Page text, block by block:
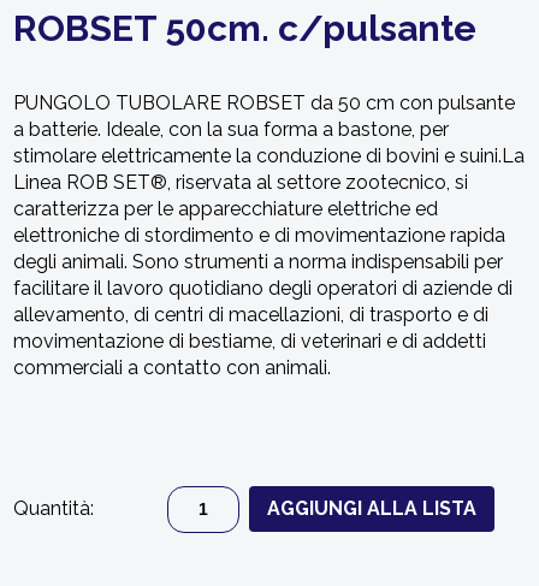
ROBSET 50cm. c/pulsante
PUNGOLO TUBOLARE ROBSET da 50 cm con pulsante
a batterie. Ideale, con la sua forma a bastone, per
stimolare elettricamente la conduzione di bovini e suini.La
Linea ROB SET®, riservata al settore zootecnico, si
caratterizza per le apparecchiature elettriche ed
elettroniche di stordimento e di movimentazione rapida
degli animali. Sono strumenti a norma indispensabili per
facilitare il lavoro quotidiano degli operatori di aziende di
allevamento, di centri di macellazioni, di trasporto e di
movimentazione di bestiame, di veterinari e di addetti
commerciali a contatto con animali.
Quantità: AGGIUNGI ALLA LISTA